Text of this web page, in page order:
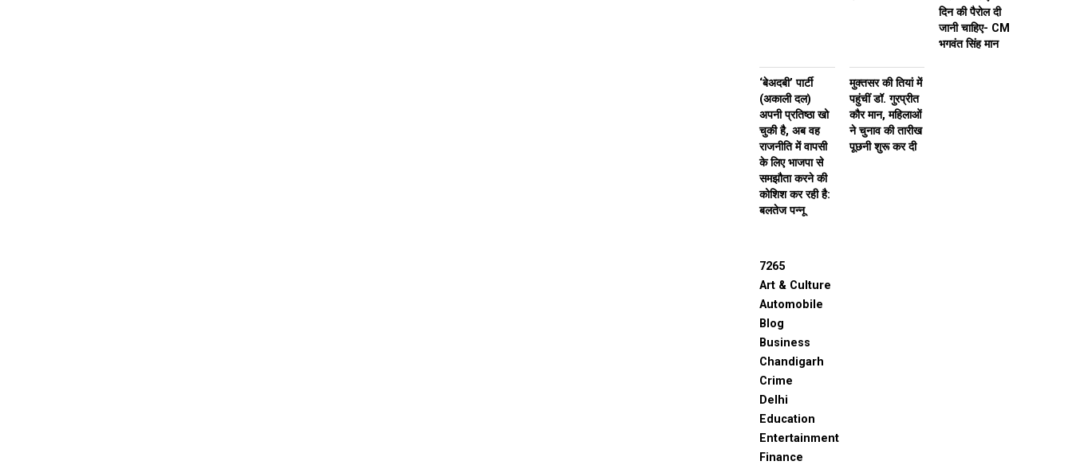
दिन की पैरोल दी
जानी चाहिए- CM
भगवंत सिंह मान
‘बेअदबी’ पार्टी
(अकाली दल)
अपनी प्रतिष्ठा खो
चुकी है, अब वह
राजनीति में वापसी
के लिए भाजपा से
समझौता करने की
कोशिश कर रही है:
बलतेज पन्नू
मुक्तसर की तियां में
पहुंचीं डॉ. गुरप्रीत
कौर मान, महिलाओं
ने चुनाव की तारीख
पूछनी शुरू कर दी
7265
Art & Culture
Automobile
Blog
Business
Chandigarh
Crime
Delhi
Education
Entertainment
Finance